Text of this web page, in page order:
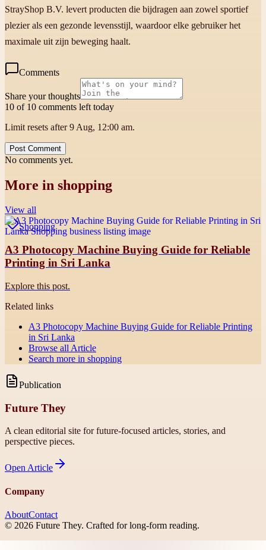
StrayShop B.V. levert producten die bijdragen aan zowel sportief
plezier als een gezonde levensstijl, waardoor elke gebruiker het
maximale uit zijn beweging haalt.
Comments
Share your thoughts
10 of 10 comments left today
Limit resets after 9 Aug, 12:00 am.
Post Comment
No comments yet.
More in shopping
View all
Shopping
A3 Photocopy Machine Buying Guide for Reliable
Printing in Sri Lanka
Explore this post.
Related links
A3 Photocopy Machine Buying Guide for Reliable Printing
in Sri Lanka
Browse all Article
Search more in shopping
Publication
Future They
A clean editorial site for future-focused articles, stories, and
perspective pieces.
Open Article
Company
AboutContact
© 2026 Future They. Crafted for long-form reading.